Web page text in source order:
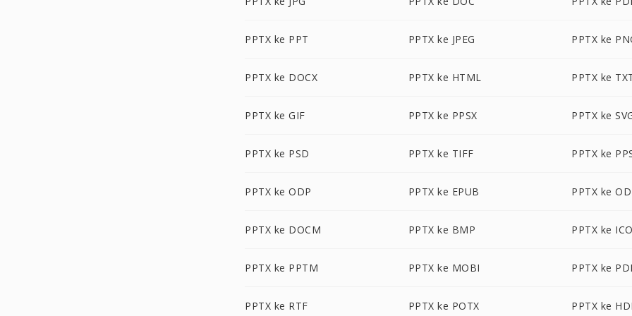
PPTX ke PPT PPTX ke JPEG PPTX ke
PPTX ke DOCX PPTX ke HTML PPTX ke
PPTX ke GIF PPTX ke PPSX PPTX ke
PPTX ke PSD PPTX ke TIFF PPTX ke
PPTX ke ODP PPTX ke EPUB PPTX ke
PPTX ke DOCM PPTX ke BMP PPTX ke ICO
PPTX ke PPTM PPTX ke MOBI PPTX ke
PPTX ke RTF PPTX ke POTX PPTX ke